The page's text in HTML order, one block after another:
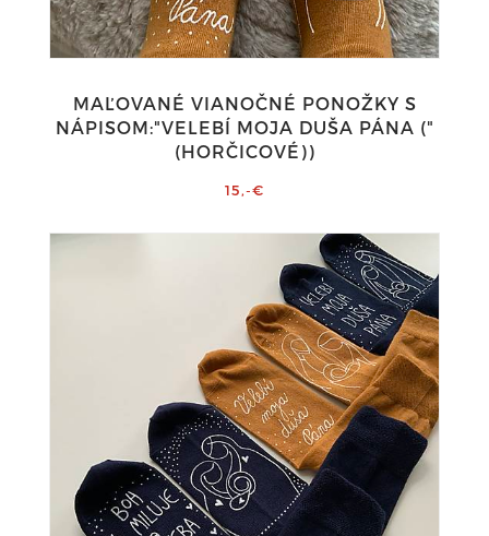
MAĽOVANÉ VIANOČNÉ PONOŽKY S
NÁPISOM:"VELEBÍ MOJA DUŠA PÁNA ("
(HORČICOVÉ))
15,-€